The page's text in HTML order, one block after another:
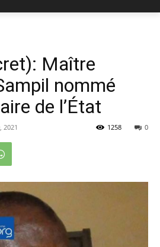
Maître
nommé
de l’État
2021 0
1258